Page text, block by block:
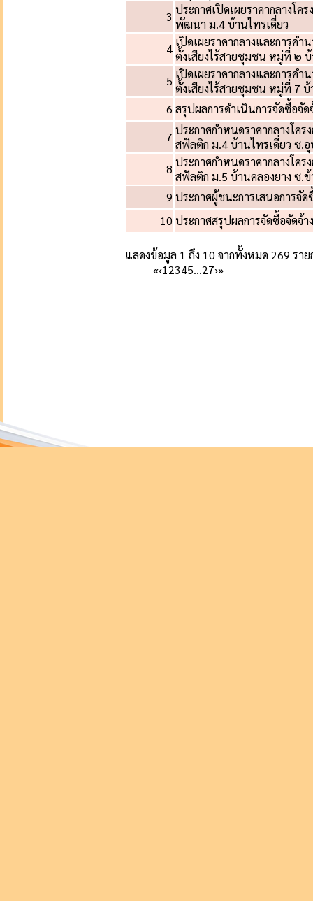
3 ประกาศเปิดเผยราคากลางโ
พัฒนา ม.4 บ้านไทรเดี่ยว
4 เปิดเผยราคากลางและการคำ
ตั้งเสียงไร้สายชุมชน หมู่ที่ ๒
5 เปิดเผยราคากลางและการคำ
ตั้งเสียงไร้สายชุมชน หมู่ที่ 7 บ้
6 สรุปผลการดำเนินการจัดซื้อจั
7 ประกาศกำหนดราคากลางโค
สฟัลติก ม.4 บ้านไทรเดี่ยว ซ.
8 ประกาศกำหนดราคากลางโค
สฟัลติก ม.5 บ้านคลองยาง ซ.ข้
9 ประกาศผู้ชนะการเสนอการจั
10 ประกาศสรุปผลการจัดซื้อจัดจ้
แสดงข้อมูล 1 ถึง 10 จากทั้งหมด 269 ราย
«‹12345…27›»